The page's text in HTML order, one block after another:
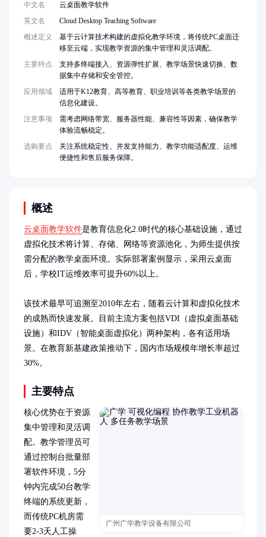
概述
云桌面教学软件是教育信息化2.0时代的核心基础设施，通过
虚拟化技术将计算、存储、网络等资源池化，为师生提供按
需分配的教学桌面环境。实际部署案例显示，采用云桌面
后，学校IT运维效率可提升60%以上。
该技术最早可追溯至2010年左右，随着云计算和虚拟化技术
的成熟而快速发展。目前主流方案包括VDI（虚拟桌面基础
设施）和IDV（智能桌面虚拟化）两种架构，各有适用场
景。在教育新基建政策推动下，国内市场规模年增长率超过
30%。
主要特点
广州广学教学设备有限公司
核心优势在于资源
集中管理和灵活调
配。教学管理员可
通过控制台批量部
署软件环境，5分
钟内完成50台教学
终端的系统更新，
而传统PC机房需
要2-3天人工操
中文名
云桌面教学软件
英文名
Cloud Desktop Teaching Software
概述定义
基于云计算技术构建的虚拟化教学环境，将传统PC桌面迁
移至云端，实现教学资源的集中管理和灵活调配。
主要特点
支持多终端接入、资源弹性扩展、教学场景快速切换、数
据集中存储和安全管控。
应用领域
适用于K12教育、高等教育、职业培训等各类教学场景的
信息化建设。
注意事项
需考虑网络带宽、服务器性能、兼容性等因素，确保教学
体验流畅稳定。
选购要点
关注系统稳定性、并发支持能力、教学功能适配度、运维
便捷性和售后服务保障。